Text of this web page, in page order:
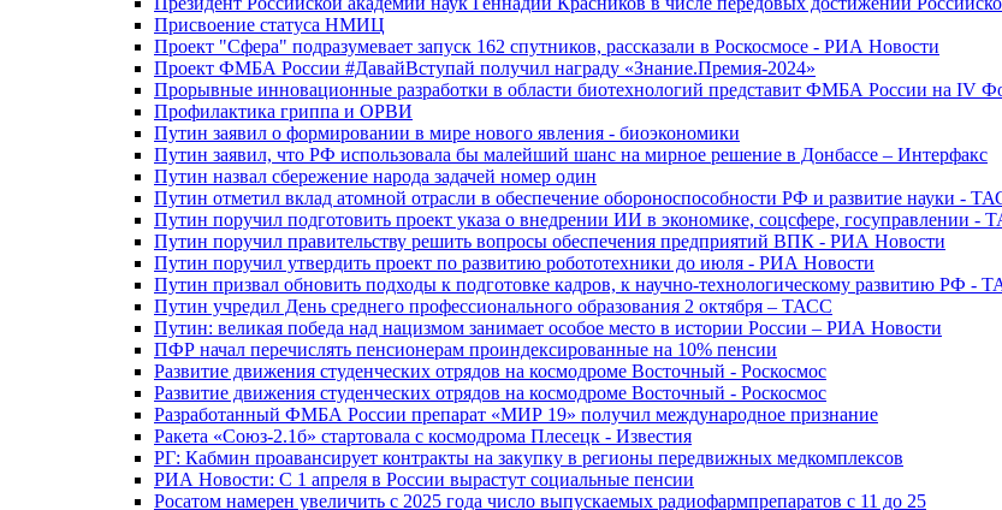
Присвоение статуса НМИЦ
Проект "Сфера" подразумевает запуск 162 спутников, рассказали в Роскосмосе - РИА Новости
Проект ФМБА России #ДавайВступай получил награду «Знание.Премия-2024»
Прорывные инновационные разработки в области биотехнологий представит ФМБА России на IV
Профилактика гриппа и ОРВИ
Путин заявил о формировании в мире нового явления - биоэкономики
Путин заявил, что РФ использовала бы малейший шанс на мирное решение в Донбассе – Интерфакс
Путин назвал сбережение народа задачей номер один
Путин отметил вклад атомной отрасли в обеспечение обороноспособности РФ и развитие науки -
Путин поручил подготовить проект указа о внедрении ИИ в экономике, соцсфере, госуправлении -
Путин поручил правительству решить вопросы обеспечения предприятий ВПК - РИА Новости
Путин поручил утвердить проект по развитию робототехники до июля - РИА Новости
Путин призвал обновить подходы к подготовке кадров, к научно-технологическому развитию РФ -
Путин учредил День среднего профессионального образования 2 октября – ТАСС
Путин: великая победа над нацизмом занимает особое место в истории России – РИА Новости
ПФР начал перечислять пенсионерам проиндексированные на 10% пенсии
Развитие движения студенческих отрядов на космодроме Восточный - Роскосмос
Развитие движения студенческих отрядов на космодроме Восточный - Роскосмос
Разработанный ФМБА России препарат «МИР 19» получил международное признание
Ракета «Союз-2.1б» стартовала с космодрома Плесецк - Известия
РГ: Кабмин проавансирует контракты на закупку в регионы передвижных медкомплексов
РИА Новости: С 1 апреля в России вырастут социальные пенсии
Росатом намерен увеличить с 2025 года число выпускаемых радиофармпрепаратов с 11 до 25